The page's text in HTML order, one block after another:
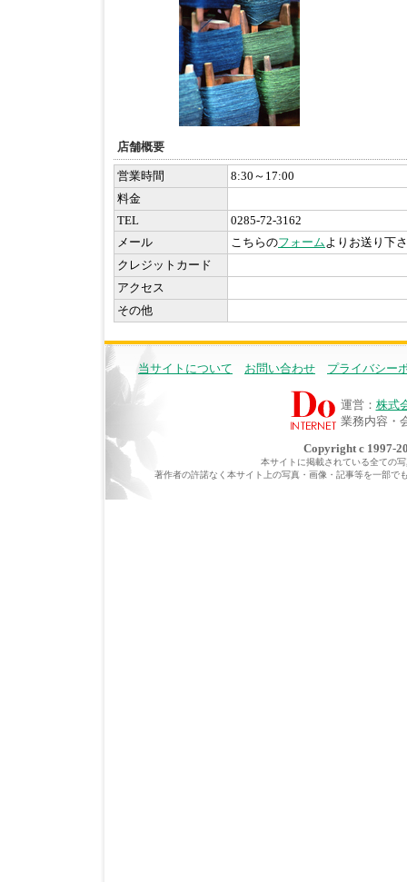
店舗概要
営業時間
8:30～17:00
料金
TEL
0285-72-3162
メール
こちらのフォームよりお送り下
クレジットカード
アクセス
その他
当サイトについて お問い合わせ プライバシー
運営： 株式
業務内容・
Copyright c 1997-
本サイトに掲載されている全ての
著作者の許諾なく本サイト上の写真・画像・記事等を一部で